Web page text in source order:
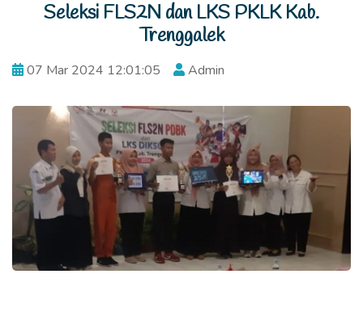
Seleksi FLS2N dan LKS PKLK Kab.
Trenggalek
07 Mar 2024 12:01:05 Admin